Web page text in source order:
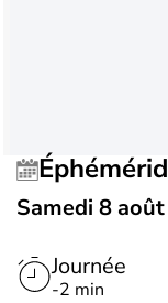
Samedi 8 août
Journée
-2 min